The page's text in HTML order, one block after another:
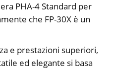
PHA-4 Standard per
che FP-30X è un
e prestazioni superiori,
ed elegante si basa